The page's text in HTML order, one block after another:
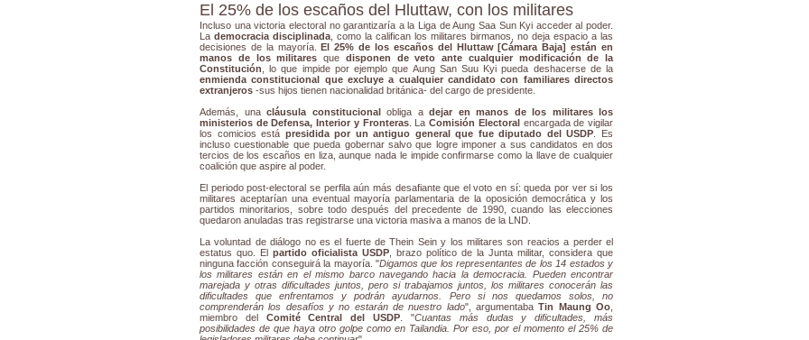
El 25% de los escaños del Hluttaw, con los militares
Incluso una victoria electoral no garantizaría a la Liga de Aung Saa Sun Kyi acceder al poder.
La democracia disciplinada , como la califican los militares birmanos, no deja espacio a las
decisiones de la mayoría.
El 25% de los escaños del Hluttaw [Cámara Baja] están en
manos de los militares que disponen de veto ante cualquier modificación de la
Constitución , lo que impide por ejemplo que Aung San Suu Kyi pueda deshacerse de la
enmienda constitucional que excluye a cualquier candidato con familiares directos
extranjeros -sus hijos tienen nacionalidad británica- del cargo de presidente.
Además, una cláusula constitucional obliga a dejar en manos de los militares los
ministerios de Defensa, Interior y Fronteras. LaComisión Electoral encargada de vigilar
los comicios está presidida por un antiguo general que fue diputado del USDP . Es
incluso cuestionable que pueda gobernar salvo que logre imponer a sus candidatos en dos
tercios de los escaños en liza, aunque nada le impide confirmarse como la llave de cualquier
coalición que aspire al poder.
El periodo post-electoral se perfila aún más desafiante que el voto en sí: queda por ver si los
militares aceptarían una eventual mayoría parlamentaria de la oposición democrática y los
partidos minoritarios, sobre todo después del precedente de 1990, cuando las elecciones
quedaron anuladas tras registrarse una victoria masiva a manos de la LND.
La voluntad de diálogo no es el fuerte de Thein Sein y los militares son reacios a perder el
estatus quo. El partido oficialista USDP , brazo político de la Junta militar, considera que
ninguna facción conseguirá la mayoría. "Digamos que los representantes de los 14 estados y
los militares están en el mismo barco navegando hacia la democracia. Pueden encontrar
marejada y otras dificultades juntos, pero si trabajamos juntos, los militares conocerán las
dificultades que enfrentamos y podrán ayudarnos. Pero si nos quedamos solos, no
comprenderán los desafíos y no estarán de nuestro lado", argumentabaTin Maung Oo
miembro del Comité Central del USDP . "Cuantas más dudas y dificultades, más
posibilidades de que haya otro golpe como en Tailandia. Por eso, por el momento el 25% de